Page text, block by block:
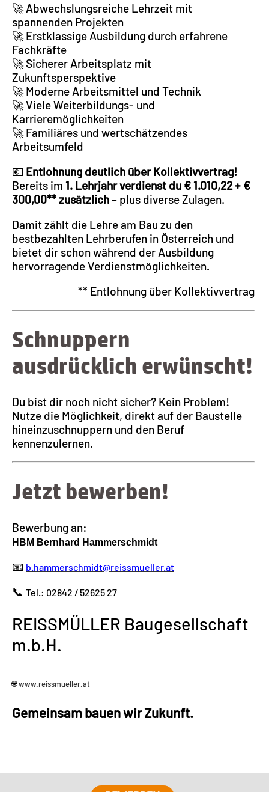
🚀 Abwechslungsreiche Lehrzeit mit
spannenden Projekten
🚀 Erstklassige Ausbildung durch erfahrene
Fachkräfte
🚀 Sicherer Arbeitsplatz mit
Zukunftsperspektive
🚀 Moderne Arbeitsmittel und Technik
🚀 Viele Weiterbildungs- und
Karrieremöglichkeiten
🚀 Familiäres und wertschätzendes
Arbeitsumfeld
💶 Entlohnung deutlich über Kollektivvertrag!
Bereits im 1. Lehrjahr verdienst du € 1.010,22 + €
300,00** zusätzlich– plus diverse Zulagen.
Damit zählt die Lehre am Bau zu den
bestbezahlten Lehrberufen in Österreich und
bietet dir schon während der Ausbildung
hervorragende Verdienstmöglichkeiten.
** Entlohnung über Kollektivvertrag
Schnuppern
ausdrücklich erwünscht!
Du bist dir noch nicht sicher? Kein Problem!
Nutze die Möglichkeit, direkt auf der Baustelle
hineinzuschnuppern und den Beruf
kennenzulernen.
Jetzt bewerben!
Bewerbung an:
HBM Bernhard Hammerschmidt
📧 b.hammerschmidt@reissmueller.at
📞 Tel.: 02842 / 52625 27
REISSMÜLLER Baugesellschaft
m.b.H.
🌐www.reissmueller.at
Gemeinsam bauen wir Zukunft.